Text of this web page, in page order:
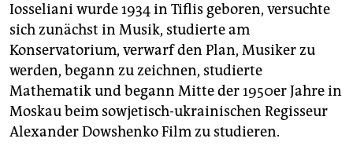
Iosseliani wurde 1934 in Tiflis geboren, versuchte
sich zunächst in Musik, studierte am
Konservatorium, verwarf den Plan, Musiker zu
werden, begann zu zeichnen, studierte
Mathematik und begann Mitte der 1950er Jahre in
Moskau beim sowjetisch-ukrainischen Regisseur
Alexander Dowshenko Film zu studieren.